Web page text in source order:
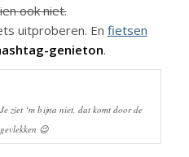
ook niet.
uitproberen. En fietsen
genieton.
ziet ‘m bijna niet, dat komt door de
😉